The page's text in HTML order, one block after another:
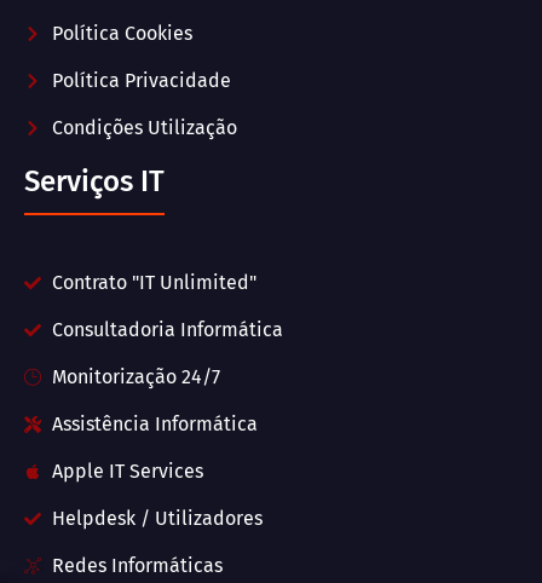
Política Cookies
Política Privacidade
Condições Utilização
Serviços IT
Contrato "IT Unlimited"
Consultadoria Informática
Monitorização 24/7
Assistência Informática
Apple IT Services
Helpdesk / Utilizadores
Redes Informáticas